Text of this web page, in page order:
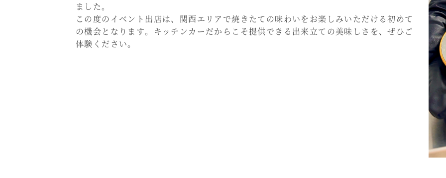
ました。
この度のイベント出店は、関西エリアで焼きたての味わいをお楽しみいただける初めて
の機会となります。キッチンカーだからこそ提供できる出来立ての美味しさを、ぜひご
体験ください。